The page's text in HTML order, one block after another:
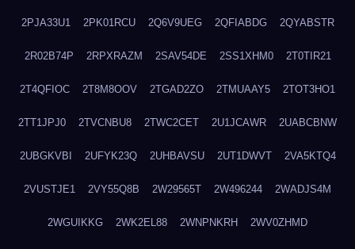
2PJA33U1 2PK01RCU 2Q6V9UEG 2QFIABDG 2QYABSTR
2R02B74P 2RPXRAZM 2SAV54DE 2SS1XHM0 2T0TIR21
2T4QFIOC 2T8M8OOV 2TGAD2ZO 2TMUAAY5 2TOT3HO1
2TT1JPJ0 2TVCNBU8 2TWC2CET 2U1JCAWR 2UABCBNW
2UBGKVBI 2UFYK23Q 2UHBAVSU 2UT1DWVT 2VA5KTQ4
2VUSTJE1 2VY55Q8B 2W29565T 2W496244 2WADJS4M
2WGUIKKG 2WK2EL88 2WNPNKRH 2WV0ZHMD